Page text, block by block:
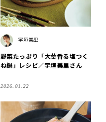
宇垣美里
野菜たっぷり「大葉香る塩つく
ね鍋」レシピ／宇垣美里さん
2026.01.22